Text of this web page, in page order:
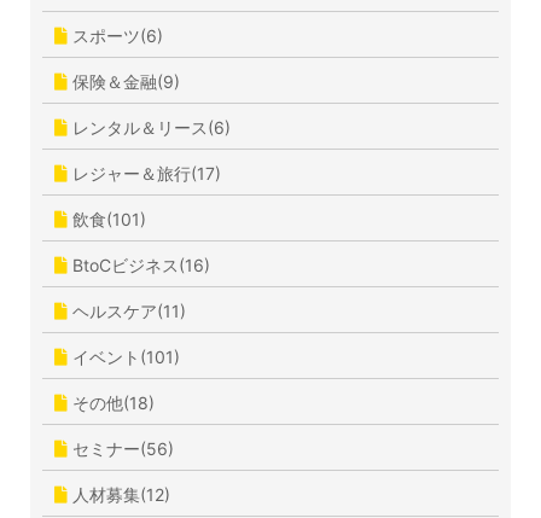
スポーツ(6)
保険＆金融(9)
レンタル＆リース(6)
レジャー＆旅行(17)
飲食(101)
BtoCビジネス(16)
ヘルスケア(11)
イベント(101)
その他(18)
セミナー(56)
人材募集(12)